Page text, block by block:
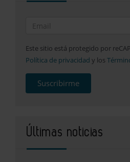
Este sitio está protegido por
Política de privacidad y los
Suscribirme
Últimas noticias